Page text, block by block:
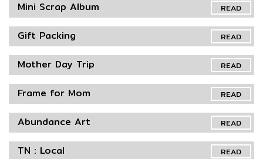
READ
Mini Scrap Album
READ
Gift Packing
READ
Mother Day Trip
READ
Frame for Mom
READ
Abundance Art
READ
TN : Local